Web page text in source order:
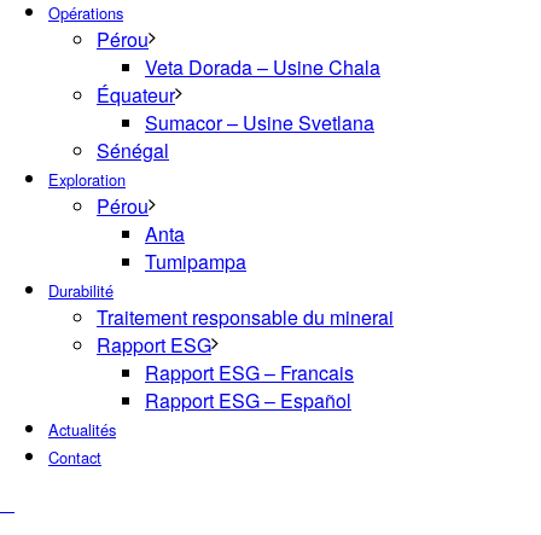
Opérations
Pérou
Veta Dorada – Usine Chala
Équateur
Sumacor – Usine Svetlana
Sénégal
Exploration
Pérou
Anta
Tumipampa
Durabilité
Traitement responsable du minerai
Rapport ESG
Rapport ESG – Francais
Rapport ESG – Español
Actualités
Contact